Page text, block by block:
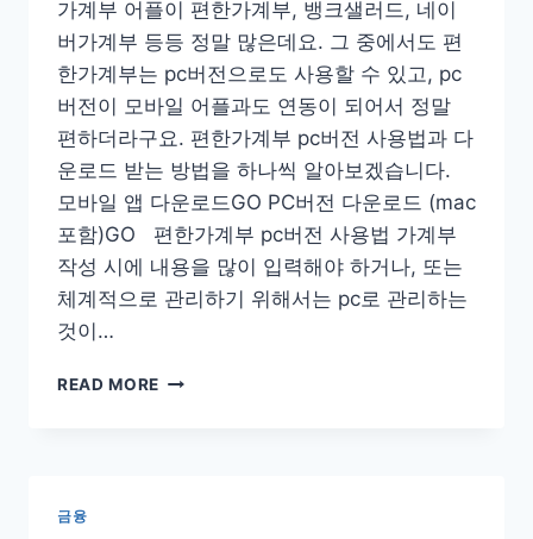
가계부 어플이 편한가계부, 뱅크샐러드, 네이
버가계부 등등 정말 많은데요. 그 중에서도 편
한가계부는 pc버전으로도 사용할 수 있고, pc
버전이 모바일 어플과도 연동이 되어서 정말
편하더라구요. 편한가계부 pc버전 사용법과 다
운로드 받는 방법을 하나씩 알아보겠습니다.
모바일 앱 다운로드GO PC버전 다운로드 (mac
포함)GO 편한가계부 pc버전 사용법 가계부
작성 시에 내용을 많이 입력해야 하거나, 또는
체계적으로 관리하기 위해서는 pc로 관리하는
것이…
READ MORE 편
금융